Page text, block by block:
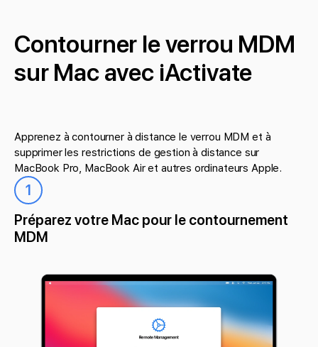
Contourner le verrou MDM
sur Mac avec iActivate
Apprenez à contourner à distance le verrou MDM et à
supprimer les restrictions de gestion à distance sur
MacBook Pro, MacBook Air et autres ordinateurs Apple.
1
Préparez votre Mac pour le contournement
MDM